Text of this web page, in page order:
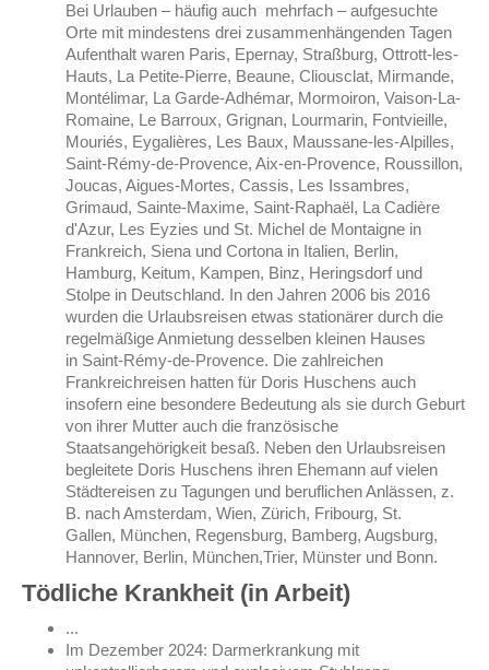
Bei Urlauben – häufig auch mehrfach – aufgesuchte
Orte mit mindestens drei zusammenhängenden Tagen
Aufenthalt waren Paris, Epernay, Straßburg, Ottrott-les-
Hauts, La Petite-Pierre, Beaune, Cliousclat, Mirmande,
Montélimar, La Garde-Adhémar, Mormoiron, Vaison-La-
Romaine, Le Barroux, Grignan, Lourmarin, Fontvieille,
Mouriés, Eygalières, Les Baux, Maussane-les-Alpilles,
Saint-Rémy-de-Provence, Aix-en-Provence, Roussillon,
Joucas, Aigues-Mortes, Cassis, Les Issambres,
Grimaud, Sainte-Maxime, Saint-Raphaël, La Cadière
d'Azur, Les Eyzies und St. Michel de Montaigne in
Frankreich, Siena und Cortona in Italien, Berlin,
Hamburg, Keitum, Kampen, Binz, Heringsdorf und
Stolpe in Deutschland. In den Jahren 2006 bis 2016
wurden die Urlaubsreisen etwas stationärer durch die
regelmäßige Anmietung desselben kleinen Hauses
in Saint-Rémy-de-Provence. Die zahlreichen
Frankreichreisen hatten für Doris Huschens auch
insofern eine besondere Bedeutung als sie durch Geburt
von ihrer Mutter auch die französische
Staatsangehörigkeit besaß. Neben den Urlaubsreisen
begleitete Doris Huschens ihren Ehemann auf vielen
Städtereisen zu Tagungen und beruflichen Anlässen, z.
B. nach Amsterdam, Wien, Zürich, Fribourg, St.
Gallen, München, Regensburg, Bamberg, Augsburg,
Hannover, Berlin, München,Trier, Münster und Bonn.
Tödliche Krankheit (in Arbeit)
...
Im Dezember 2024: Darmerkrankung mit